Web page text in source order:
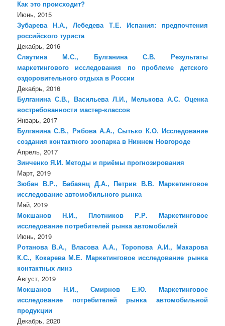
Как это происходит?
Июнь, 2015
Зубарева Н.А., Лебедева Т.Е. Испания: предпочтения
российского туриста
Декабрь, 2016
Слаутина М.С., Булганина С.В. Результаты
маркетингового исследования по проблеме детского
оздоровительного отдыха в России
Декабрь, 2016
Булганина С.В., Васильева Л.И., Мелькова А.С. Оценка
востребованности мастер-классов
Январь, 2017
Булганина С.В., Рябова А.А., Сытько К.О. Исследование
создания контактного зоопарка в Нижнем Новгороде
Апрель, 2017
Зинченко Я.И. Методы и приёмы прогнозирования
Март, 2019
Зюбан В.Р., Бабаянц Д.А., Петрив В.В. Маркетинговое
исследование автомобильного рынка
Май, 2019
Мокшанов Н.И., Плотников Р.Р. Маркетинговое
исследование потребителей рынка автомобилей
Июнь, 2019
Ротанова В.А., Власова А.А., Торопова А.И., Макарова
К.С., Кокарева М.Е. Маркетинговое исследование рынка
контактных линз
Август, 2019
Мокшанов Н.И., Смирнов Е.Ю. Маркетинговое
исследование потребителей рынка автомобильной
продукции
Декабрь, 2020